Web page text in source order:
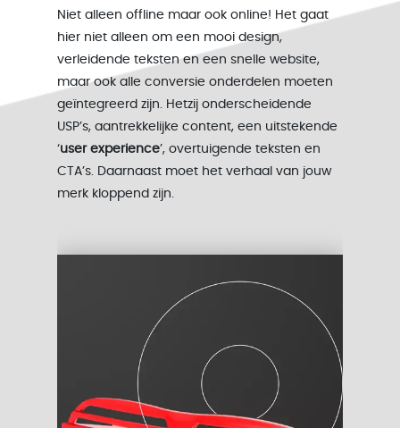
Niet alleen offline maar ook online! Het gaat
hier niet alleen om een mooi design,
verleidende teksten en een snelle website,
maar ook alle conversie onderdelen moeten
geïntegreerd zijn. Hetzij onderscheidende
USP’s, aantrekkelijke content, een uitstekende
‘user experience’, overtuigende teksten en
CTA’s. Daarnaast moet het verhaal van jouw
merk kloppend zijn.